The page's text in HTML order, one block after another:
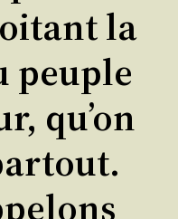
la
peuple
qu’on